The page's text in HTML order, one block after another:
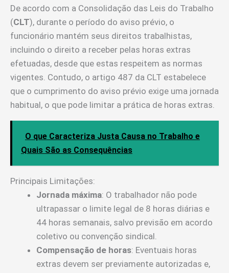
De acordo com a Consolidação das Leis do Trabalho
(CLT), durante o período do aviso prévio, o
funcionário mantém seus direitos trabalhistas,
incluindo o direito a receber pelas horas extras
efetuadas, desde que estas respeitem as normas
vigentes. Contudo, o artigo 487 da CLT estabelece
que o cumprimento do aviso prévio exige uma jornada
habitual, o que pode limitar a prática de horas extras.
O que Caracteriza Justa Causa no Trabalho e
Quais São as Consequências
Principais Limitações:
Jornada máxima: O trabalhador não pode
ultrapassar o limite legal de 8 horas diárias e
44 horas semanais, salvo previsão em acordo
coletivo ou convenção sindical.
Compensação de horas: Eventuais horas
extras devem ser previamente autorizadas e,